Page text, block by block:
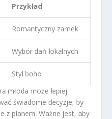
Przykład
Romantyczny zamek
Wybór dań lokalnych
Styl boho
młoda może lepiej
świadome decyzje, by
z planem. Ważne jest, aby